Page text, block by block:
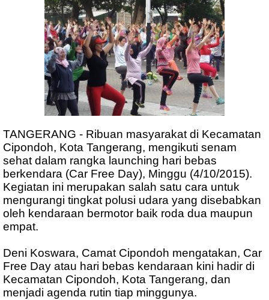
TANGERANG - Ribuan masyarakat di Kecamatan
Cipondoh, Kota Tangerang, mengikuti senam
sehat dalam rangka launching hari bebas
berkendara (Car Free Day), Minggu (4/10/2015).
Kegiatan ini merupakan salah satu cara untuk
mengurangi tingkat polusi udara yang disebabkan
oleh kendaraan bermotor baik roda dua maupun
empat.
Deni Koswara, Camat Cipondoh mengatakan, Car
Free Day atau hari bebas kendaraan kini hadir di
Kecamatan Cipondoh, Kota Tangerang, dan
menjadi agenda rutin tiap minggunya.